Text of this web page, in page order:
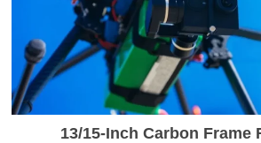
13/15-Inch Carbon Frame